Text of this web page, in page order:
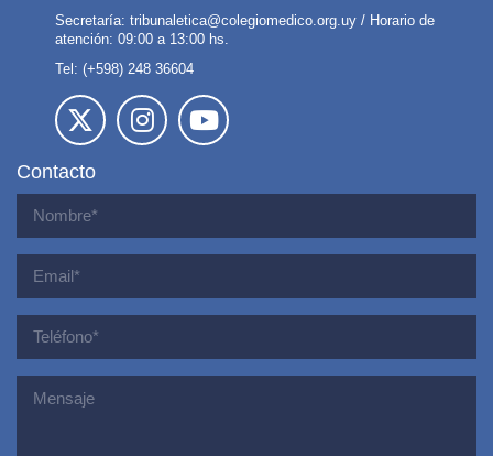
Secretaría: tribunaletica@colegiomedico.org.uy / Horario de
atención: 09:00 a 13:00 hs.
Tel: (+598) 248 36604
Contacto